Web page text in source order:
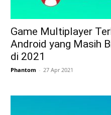
Game Multiplayer
Android yang Masih
di 2021
Phantom - 27 Apr 2021